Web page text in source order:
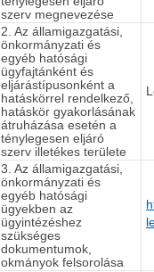
szerv megnevezése
2. Az államigazgatási,
önkormányzati és
egyéb hatósági
ügyfajtánként és
eljárástípusonként a
hatáskörrel rendelkező,
hatáskör gyakorlásának
átruházása esetén a
ténylegesen eljáró
szerv illetékes területe
3. Az államigazgatási,
önkormányzati és
egyéb hatósági
ügyekben az
ügyintézéshez
szükséges
dokumentumok,
okmányok felsorolása